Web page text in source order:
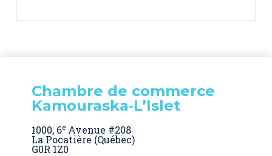
Chambre de commerce
Kamouraska‑L’Islet
1000, 6e Avenue #208
La Pocatière (Québec)
G0R 1Z0